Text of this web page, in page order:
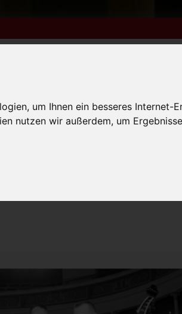
um Ihnen ein besseres Internet-
nutzen wir außerdem, um
Kleinanzeigen FN-Ausgaben online
August +++
9.8. +++